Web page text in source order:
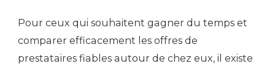
Pour ceux qui souhaitent gagner du temps et
comparer efficacement les offres de
prestataires fiables autour de chez eux, il existe